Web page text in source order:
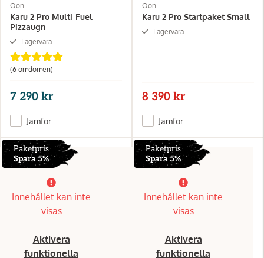
Ooni
Karu 2 Pro Multi-Fuel
Pizzaugn
Lagervara
(6 omdömen)
7 290 kr
Jämför
Ooni
Karu 2 Pro Startpaket Small
Lagervara
8 390 kr
Jämför
Paketpris
Spara 5%
Innehållet kan inte
visas
Aktivera
funktionella
Paketpris
Spara 5%
Innehållet kan inte
visas
Aktivera
funktionella